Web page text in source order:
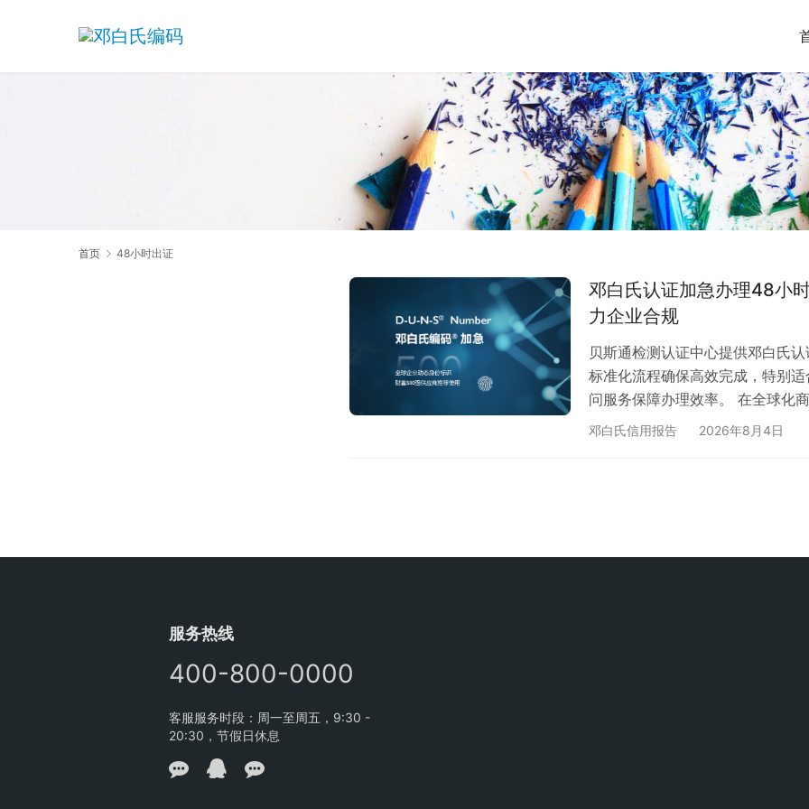
首页 48小时出证
邓白氏认证加急办理48小
力企业合规
贝斯通检测认证中心提供邓白氏
标准化流程确保高效完成，特别
问服务保障办理效率。 在全球化
的"商业通行证"。邓白氏认证作为
邓白氏信用报告 2026年8月4日
服务热线
400-800-0000
客服服务时段：周一至周五，9:30 -
20:30，节假日休息